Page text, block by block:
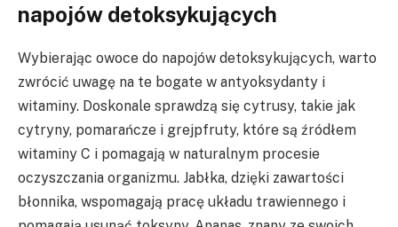
napojów detoksykujących
Wybierając owoce do napojów detoksykujących, warto
zwrócić uwagę na te bogate w antyoksydanty i
witaminy. Doskonale sprawdzą się cytrusy, takie jak
cytryny, pomarańcze i grejpfruty, które są źródłem
witaminy C i pomagają w naturalnym procesie
oczyszczania organizmu. Jabłka, dzięki zawartości
błonnika, wspomagają pracę układu trawiennego i